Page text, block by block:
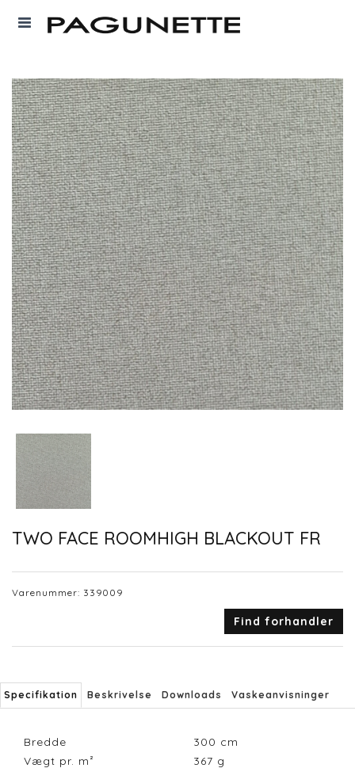
TWO FACE ROOMHIGH BLACKOUT FR
Varenummer: 339009
Find forhandler
Specifikation Beskrivelse Downloads Vaskeanvisninger
Bredde 300 cm
Vægt pr. m²
367 g